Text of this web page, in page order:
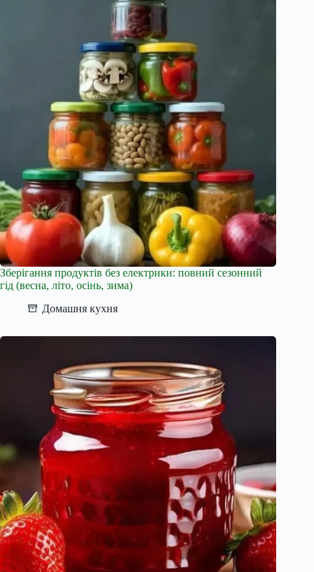
Зберігання продуктів без електрики: повний сезонний
гід (весна, літо, осінь, зима)
Домашня кухня